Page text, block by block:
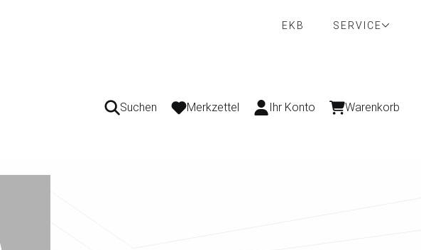
EKB
SERVICE
Suchen Merkzettel Ihr Konto Warenkorb